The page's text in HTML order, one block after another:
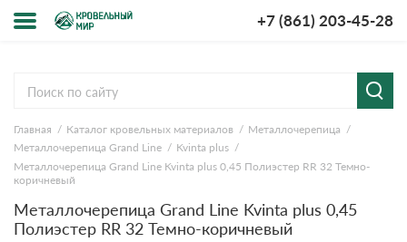
+7 (861) 203-45-28
компании
и оплата
ответы
Главная Каталог кровельных материалов
Металлочерепица
Металлочерепица Grand Line
Kvinta plus
Металлочерепица Grand Line Kvinta plus 0,45 Полиэстер RR 32 Темно-
коричневый
Металлочерепица Grand Line Kvinta plus 0,45
Полиэстер RR 32 Темно-коричневый